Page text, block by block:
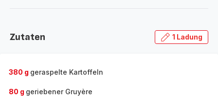
das
Zutaten 1 Ladung
380 g geraspelte Kartoffeln
80 g geriebener Gruyère